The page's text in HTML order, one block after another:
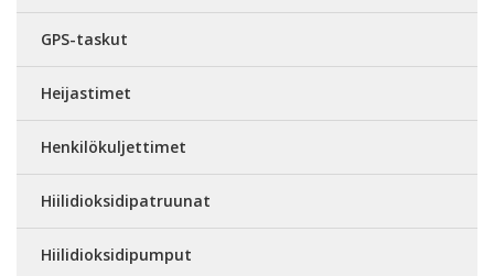
GPS-taskut
Heijastimet
Henkilökuljettimet
Hiilidioksidipatruunat
Hiilidioksidipumput